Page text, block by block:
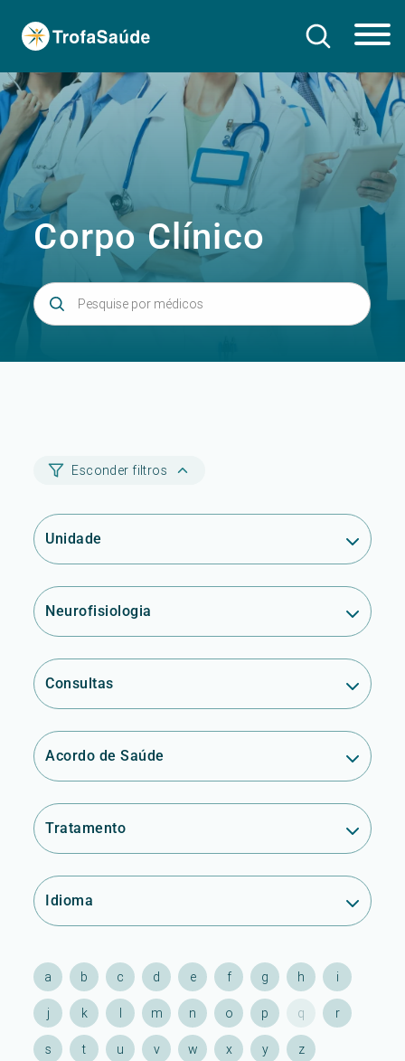
Corpo Clínico
Esconder filtros
Unidade
Neurofisiologia
Consultas
Acordo de Saúde
Tratamento
Idioma
a b c d e f g h i
j k l m n o p q r
s t u v w x y z